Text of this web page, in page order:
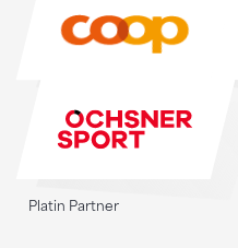
Platin Partner